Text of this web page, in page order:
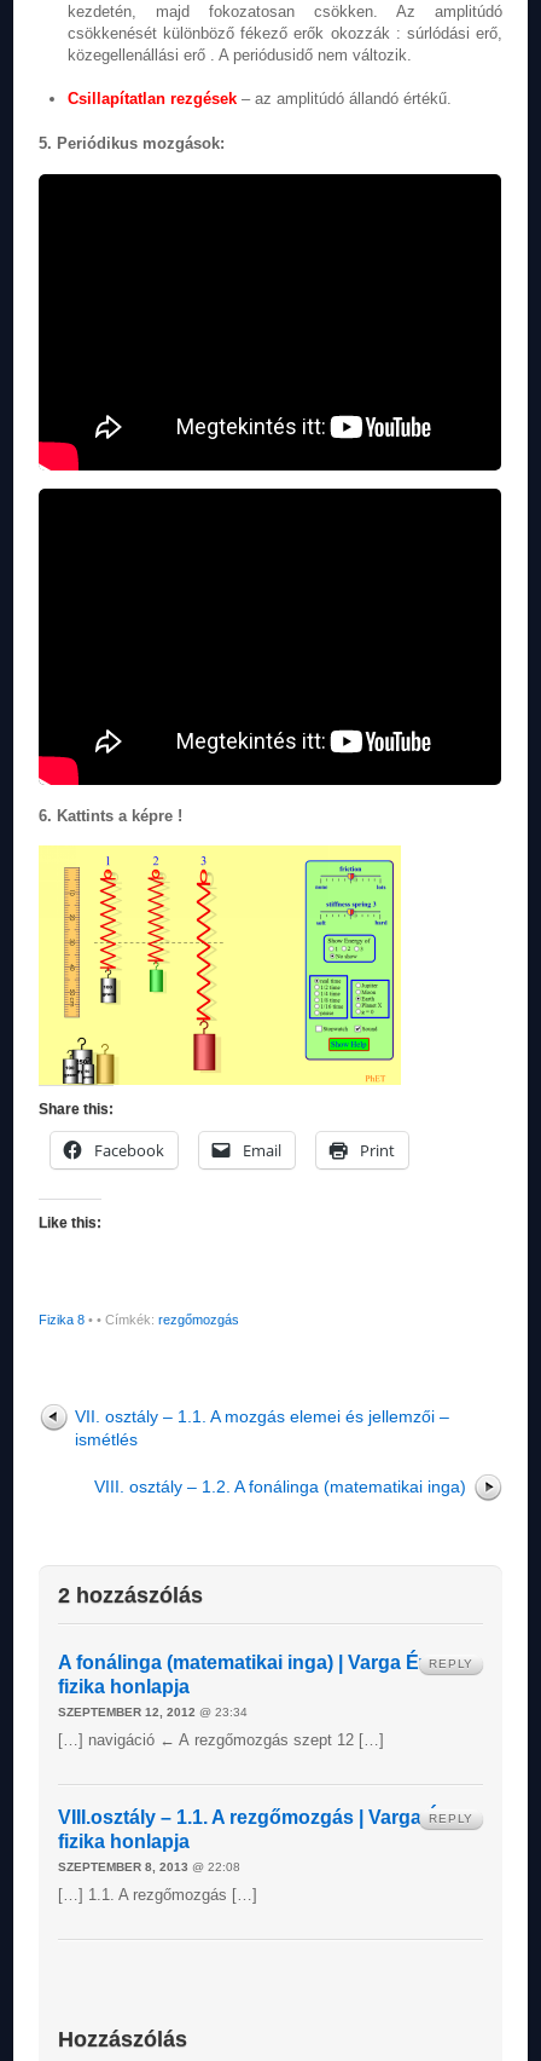
kezdetén, majd fokozatosan csökken. Az amplitúdó
csökkenését különböző fékező erők okozzák : súrlódási erő,
közegellenállási erő . A periódusidő nem változik.
Csillapítatlan rezgések – az amplitúdó állandó értékű.
5. Periódikus mozgások:
6. Kattints a képre !
Share this:
Facebook Email Print
Like this:
Fizika 8 • • Címkék:rezgőmozgás
VII. osztály – 1.1. A mozgás elemei és jellemzői –
ismétlés
VIII. osztály – 1.2. A fonálinga (matematikai inga)
2 hozzászólás
A fonálinga (matematikai inga) | Varga Éva
fizika honlapja
SZEPTEMBER 12, 2012 @ 23:34
[…] navigáció ← A rezgőmozgás szept 12 […]
REPLY
VIII.osztály – 1.1. A rezgőmozgás | Varga Éva
fizika honlapja
SZEPTEMBER 8, 2013 @ 22:08
[…] 1.1. A rezgőmozgás […]
REPLY
Hozzászólás